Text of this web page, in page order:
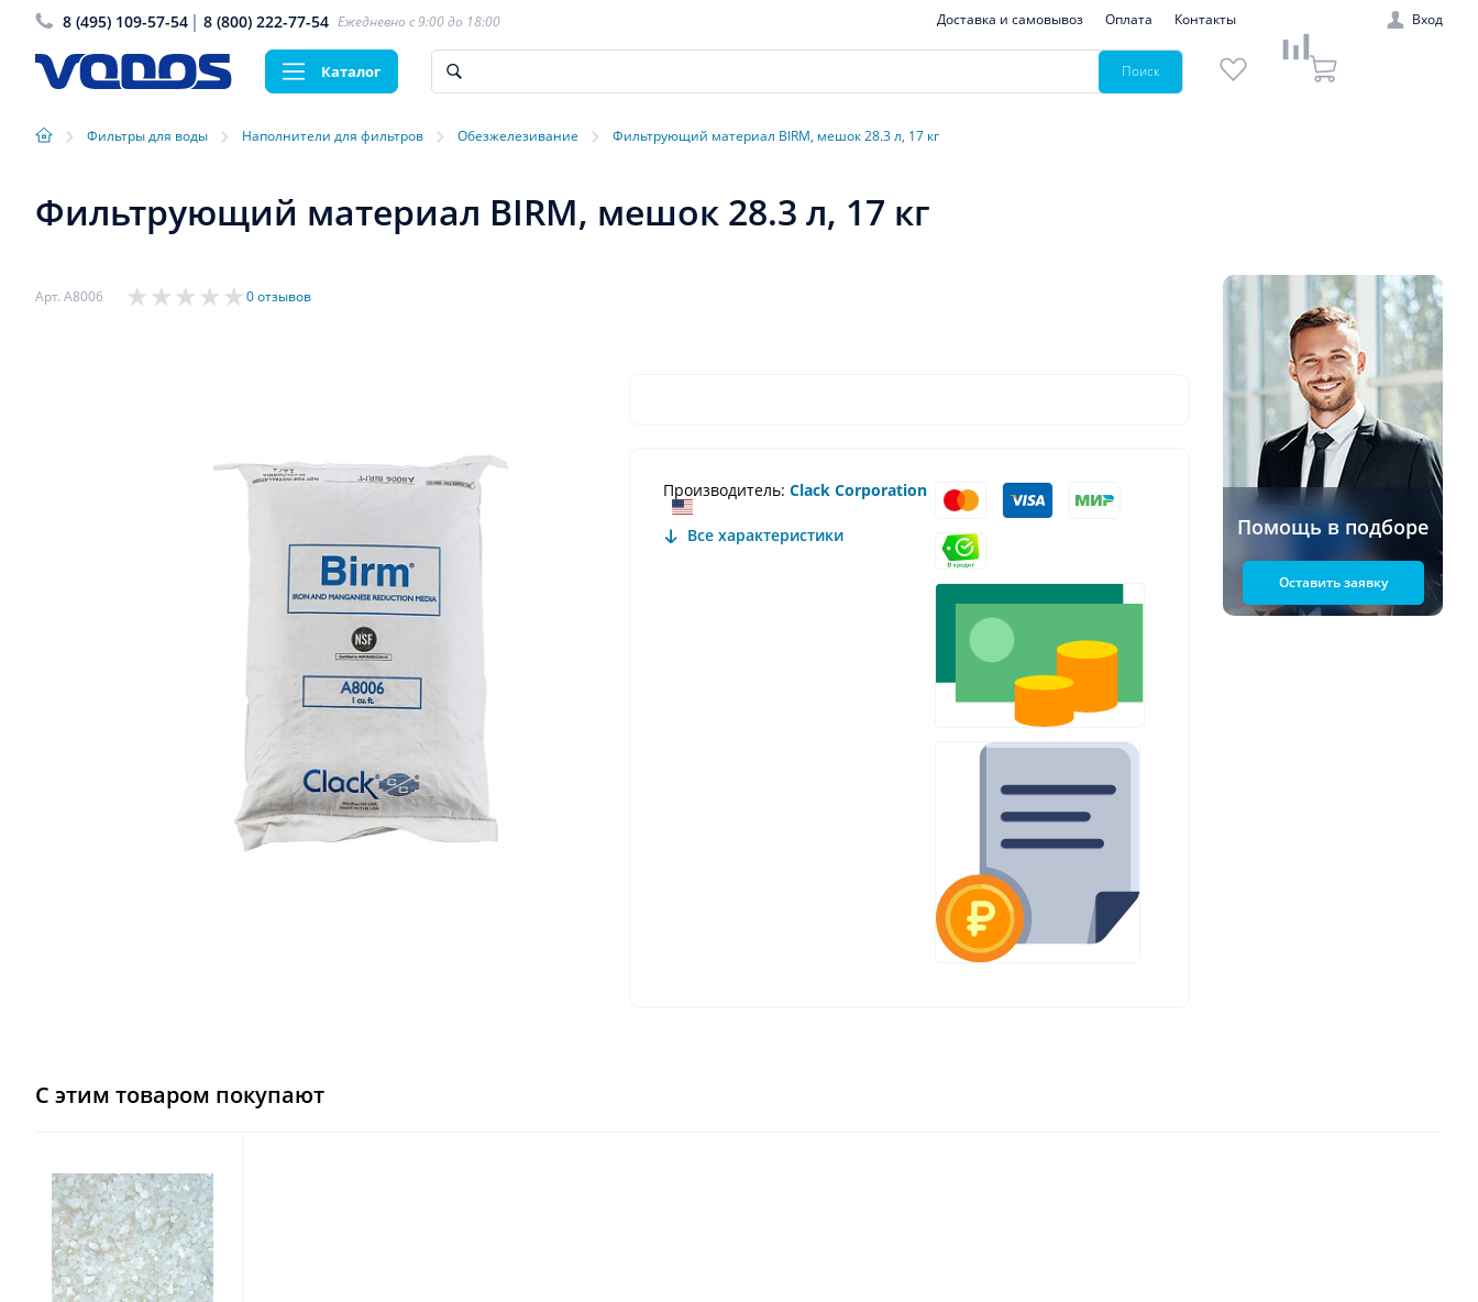
8 (495) 109-57-54 8 (800) 222-77-54 Ежедневно с 9:00 до 18:00 Доставка и самовывоз Оплата Контакты Вход
Каталог Поиск
› Фильтры для воды › Наполнители для фильтров › Обезжелезивание › Фильтрующий материал BIRM, мешок 28.3 л, 17 кг
Фильтрующий материал BIRM, мешок 28.3 л, 17 кг
Арт. A8006 0 отзывов
Производитель: Clack Corporation
Все характеристики Помощь в подборе
Оставить заявку
С этим товаром покупают